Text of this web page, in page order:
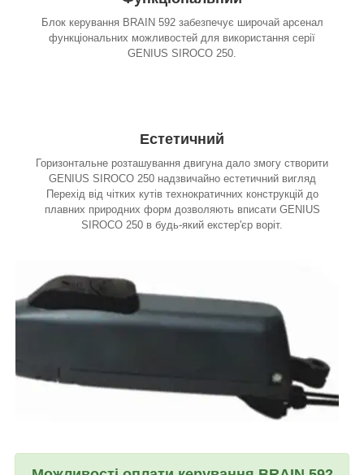
Блок керування BRAIN 592 забезпечує широчай арсенал
функціональних можливостей для використання серії
GENIUS SIROCO 250.
Естетичний
Горизонтальне розташування двигуна дало змогу створити
GENIUS SIROCO 250 надзвичайно естетичний вигляд
Перехід від чітких кутів технократичних конструкцій до
плавних природних форм дозволяють вписати GENIUS
SIROCO 250 в будь-який екстер'єр воріт.